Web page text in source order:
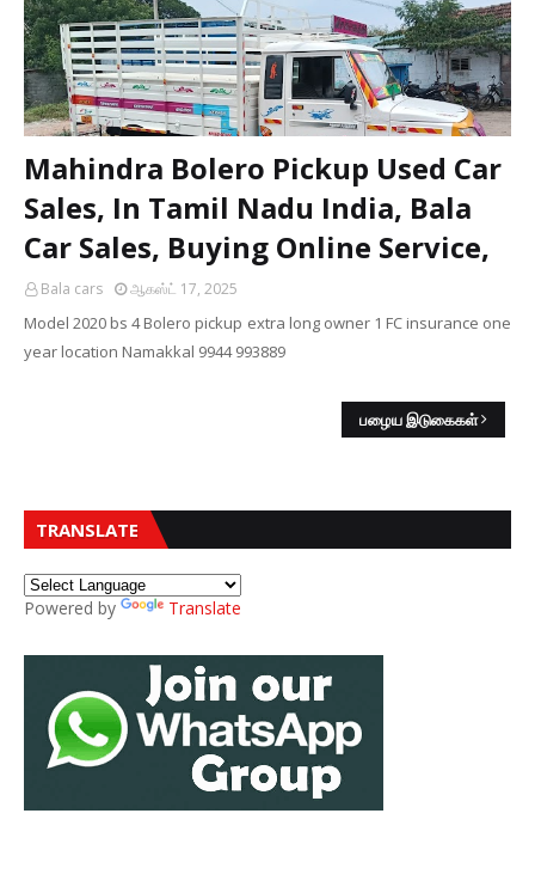
Mahindra Bolero Pickup Used Car
Sales, In Tamil Nadu India, Bala
Car Sales, Buying Online Service,
Bala cars ஆகஸ்ட் 17, 2025
Model 2020 bs 4 Bolero pickup extra long owner 1 FC insurance one
year location Namakkal 9944 993889
பழைய இடுகைகள்
TRANSLATE
Powered by Translate